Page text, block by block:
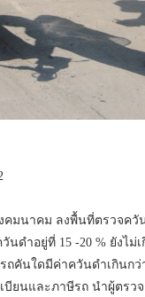
มนาคม ลงพื้นที่ตรวจค
ดำอยู่ที่ 15 -20 % ยังไ
ถคันใดมีค่าควันดำเกิน
ยนและภาษีรถ นำผู้ตร